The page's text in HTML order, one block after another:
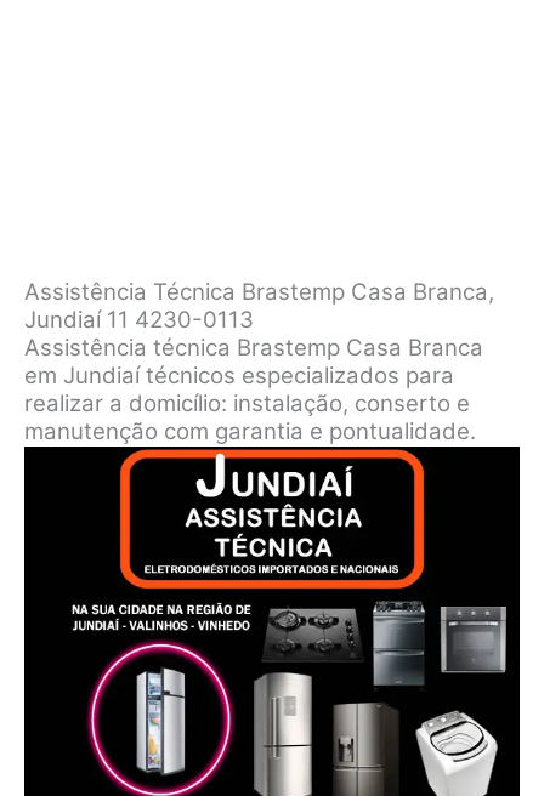
Assistência Técnica Brastemp Casa Branca,
Jundiaí 11 4230-0113
Assistência técnica Brastemp Casa Branca
em Jundiaí técnicos especializados para
realizar a domicílio: instalação, conserto e
manutenção com garantia e pontualidade.